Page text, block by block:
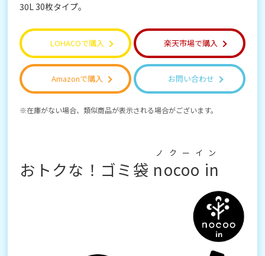
30L 30枚タイプ。
LOHACOで購入 楽天市場で購入
Amazonで購入 お問い合わせ
在庫がない場合、類似商品が表示される場合がございます。
おトクな！ゴミ袋 nocoo in
ノクーイン